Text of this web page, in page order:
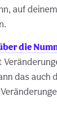
auf
die
das auch